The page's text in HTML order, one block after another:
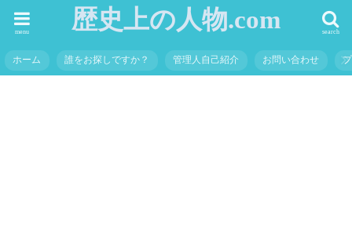
歴史上の人物.com search
menu
ホーム 誰をお探しですか？ 管理人自己紹介 お問い合わせ